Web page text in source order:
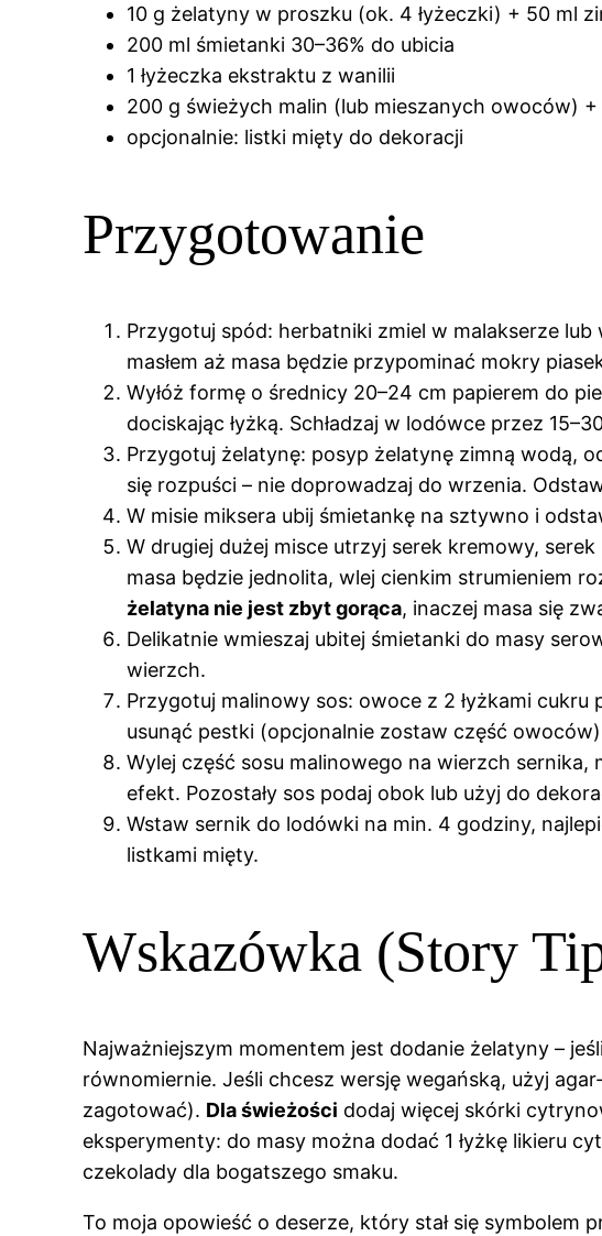
10 g żelatyny w proszku (ok. 4 łyżeczki) + 50 ml
200 ml śmietanki 30–36% do ubicia
1 łyżeczka ekstraktu z wanilii
200 g świeżych malin (lub mieszanych owoców) +
opcjonalnie: listki mięty do dekoracji
Przygotowanie
Przygotuj spód: herbatniki zmiel w malakserze
masłem aż masa będzie przypominać mokry
Wyłóż formę o średnicy 20–24 cm papierem do
dociskając łyżką. Schładzaj w lodówce przez
Przygotuj żelatynę: posyp żelatynę zimną wodą,
się rozpuści – nie doprowadzaj do wrzenia.
W misie miksera ubij śmietankę na sztywno i
W drugiej dużej misce utrzyj serek kremowy,
masa będzie jednolita, wlej cienkim strumieniem
żelatyna nie jest zbyt gorąca, inaczej masa się
Delikatnie wmieszaj ubitej śmietanki do masy
wierzch.
Przygotuj malinowy sos: owoce z 2 łyżkami
usunąć pestki (opcjonalnie zostaw część
Wylej część sosu malinowego na wierzch
efekt. Pozostały sos podaj obok lub użyj do
Wstaw sernik do lodówki na min. 4 godziny,
listkami mięty.
Wskazówka (Story
Najważniejszym momentem jest dodanie żelatyny –
równomiernie. Jeśli chcesz wersję wegańską, użyj
zagotować). Dla świeżości dodaj więcej skórki
eksperymenty: do masy można dodać 1 łyżkę likieru
czekolady dla bogatszego smaku.
To moja opowieść o deserze, który stał się